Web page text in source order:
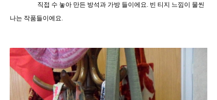
직접 수 놓아 만든 방석과 가방 들이에요. 빈 티지 느낌이 물씬
나는 작품들이에요.